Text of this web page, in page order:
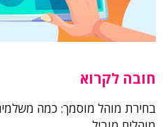
חובה לקרוא
בחירת מוהל מוסמך: כמה